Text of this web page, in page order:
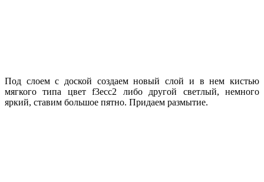
Под слоем с доской создаем новый слой и в нем кистью
мягкого типа цвет f3ecc2 либо другой светлый, немного
яркий, ставим большое пятно. Придаем размытие.